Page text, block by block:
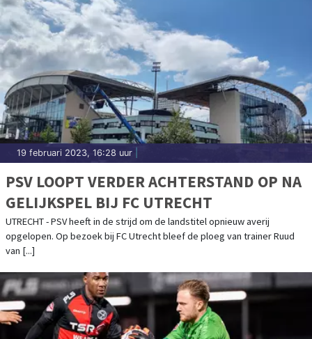
19 februari 2023, 16:28 uur
PSV LOOPT VERDER ACHTERSTAND OP NA
GELIJKSPEL BIJ FC UTRECHT
UTRECHT - PSV heeft in de strijd om de landstitel opnieuw averij
opgelopen. Op bezoek bij FC Utrecht bleef de ploeg van trainer Ruud
van [...]